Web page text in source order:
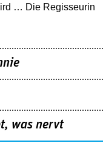
… Die Regisseurin
was nervt